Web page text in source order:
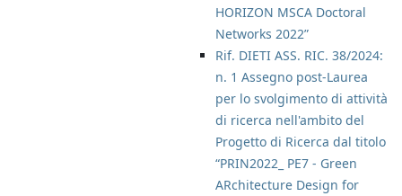
HORIZON MSCA Doctoral
Networks 2022”
Rif. DIETI ASS. RIC. 38/2024:
n. 1 Assegno post-Laurea
per lo svolgimento di attività
di ricerca nell'ambito del
Progetto di Ricerca dal titolo
“PRIN2022_ PE7 - Green
ARchitecture Design for